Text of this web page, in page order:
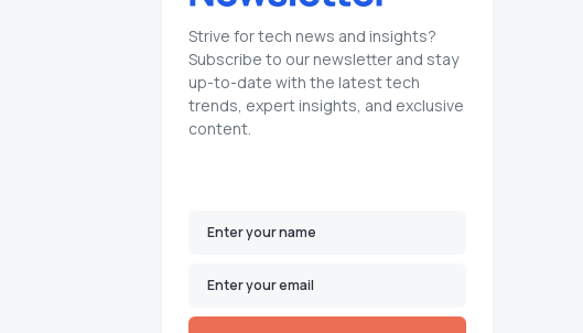
Strive for tech news and insights?
Subscribe to our newsletter and stay
up-to-date with the latest tech
trends, expert insights, and exclusive
content.